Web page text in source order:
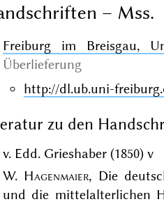
– Mss.
Freiburg im Breisgau,
Überlieferung
http://dl.ub.uni-
zu den
v. Edd. Grieshaber (1850) v
W. Hagenmaier, Die
und die mittelalterlichen